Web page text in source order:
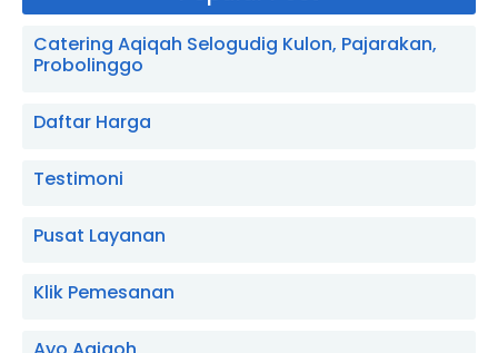
Catering Aqiqah Selogudig Kulon, Pajarakan,
Probolinggo
Daftar Harga
Testimoni
Pusat Layanan
Klik Pemesanan